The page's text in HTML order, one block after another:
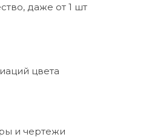
даже от 1 шт
цвета
и чертежи